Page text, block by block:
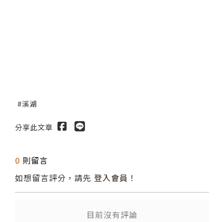
溪湖
分享此文章
0 則留言
如想留言評分，請先 登入會員 ！
目前沒有評論